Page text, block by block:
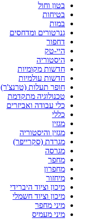
בטון וחול
בטיחות
במות
גנרטורים ומדחסים
דחפור
היי-טק
היסטוריה
חדשות מקומיות
חדשות עולמיות
חופר תעלות (טרנצ'ר)
טכנולוגיה מתקדמת
כלי עבודה ואביזרים
כללי
מגזין
מגזין והיסטוריה
מגרדת (סקרייפר)
מגרסה
מחפר
מחפרון
מיחזור
מיכון וציוד היברידי
מיכון וציוד חשמלי
מיני מחפר
מיני מעמיס